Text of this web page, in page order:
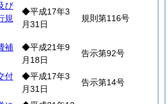
び
規
◆平成17年3
月31日
規則第116号
補
◆平成21年9
月18日
告示第92号
付
◆平成17年3
月31日
告示第14号